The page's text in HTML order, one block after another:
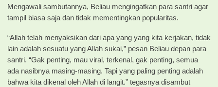
Mengawali sambutannya, Beliau mengingatkan para santri agar
tampil biasa saja dan tidak mementingkan popularitas.
“Allah telah menyaksikan dari apa yang yang kita kerjakan, tidak
lain adalah sesuatu yang Allah sukai,” pesan Beliau depan para
santri. “Gak penting, mau viral, terkenal, gak penting, semua
ada nasibnya masing-masing. Tapi yang paling penting adalah
bahwa kita dikenal oleh Allah di langit.” tegasnya disambut